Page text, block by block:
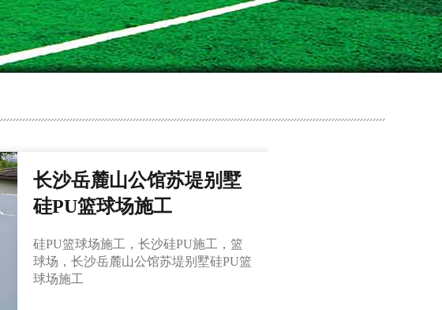
长沙岳麓山公馆苏堤别墅
硅PU篮球场施工
硅PU篮球场施工，长沙硅PU施工，篮
球场，长沙岳麓山公馆苏堤别墅硅PU篮
球场施工